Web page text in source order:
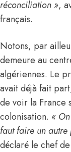
réconciliation »,
français.
Notons, par
demeure au
algériennes. Le
avait déjà fait
de voir la France
colonisation. «
faut faire un
déclaré le chef